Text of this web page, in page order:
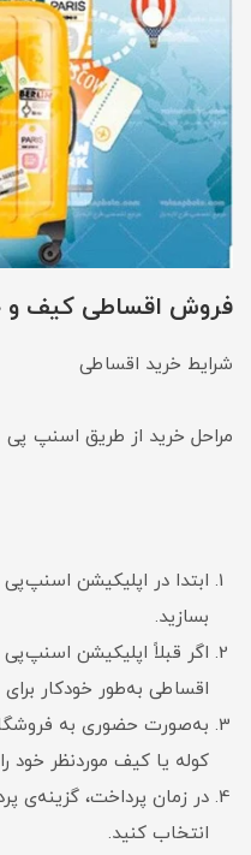
فروش اقساطی کیف و
شرایط خرید اقساطی
مراحل خرید از طریق اسنپ پی
ابتدا در اپلیکیشن
بسازید.
اگر قبلاً اپلیکیشن اسنپ‌پی
اقساطی به‌طور خودکار
به‌صورت حضوری به
کوله یا کیف موردنظر خود
در زمان پرداخت، گزینه‌ی
انتخاب کنید.